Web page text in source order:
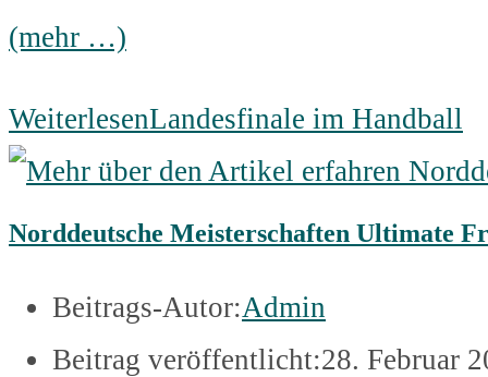
(mehr …)
WeiterlesenLandesfinale im Handball
Norddeutsche Meisterschaften Ultimate
Beitrags-Autor:Admin
Beitrag veröffentlicht:28. Februar